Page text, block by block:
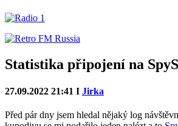
Statistika připojení na
27.09.2022 21:41 I Jirka
Před pár dny jsem hledal nějaký log